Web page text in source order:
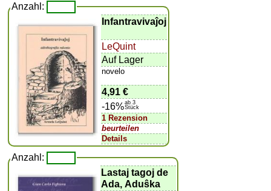
Anzahl:
Infantravivaĵoj
LeQuint
Auf Lager
novelo
4,91 €
-16%ab 3
Stück
1 Rezension
beurteilen
Details
Anzahl:
Lastaj tagoj de
Ada, Aduŝka